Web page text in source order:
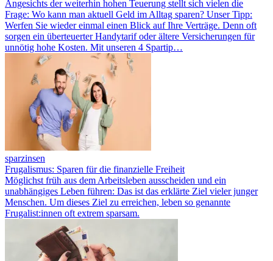
Angesichts der weiterhin hohen Teuerung stellt sich vielen die
Frage: Wo kann man aktuell Geld im Alltag sparen? Unser Tipp:
Werfen Sie wieder einmal einen Blick auf Ihre Verträge. Denn oft
sorgen ein überteuerter Handytarif oder ältere Versicherungen für
unnötig hohe Kosten. Mit unseren 4 Spartip…
sparzinsen
Frugalismus: Sparen für die finanzielle Freiheit
Möglichst früh aus dem Arbeitsleben ausscheiden und ein
unabhängiges Leben führen: Das ist das erklärte Ziel vieler junger
Menschen. Um dieses Ziel zu erreichen, leben so genannte
Frugalist:innen oft extrem sparsam.